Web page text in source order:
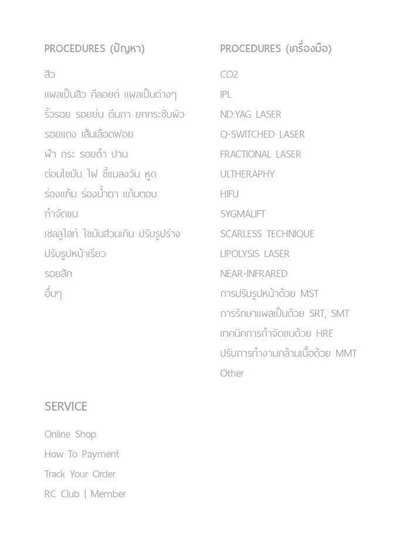
PROCEDURES (ปัญหา)
สิว
แผลเป็นสิว คีลอยด์ แผลเป็นต่างๆ
ริ้วรอย รอยย่น ตีนกา ยกกระชับผิว
รอยแดง เส้นเลือดฟอย
ฝ้า กระ รอยดำ ปาน
ต่อมไขมัน ไฝ ขี้แมลงวัน หูด
ร่องแก้ม ร่องน้ำตา แก้มตอบ
กำจัดขน
เชลลูไลท์ ไขมันส่วนเกิน ปรับรูปร่าง
ปรับรูปหน้าเรียว
รอยสัก
อื่นๆ
PROCEDURES (เครื่องมือ)
CO2
IPL
ND:YAG LASER
Q-SWITCHED LASER
FRACTIONAL LASER
ULTHERAPHY
HIFU
SYGMALIFT
SCARLESS TECHNIQUE
LIPOLYSIS LASER
NEAR-INFRARED
การปรับรูปหน้าด้วย MST
การรักษาแผลเป็นด้วย SRT, SMT
เทคนิคการกำจัดขนด้วย HRE
ปรับการทำงานกล้ามเนื้อด้วย MMT
Other
SERVICE
Online Shop
How To Payment
Track Your Order
RC Club | Member